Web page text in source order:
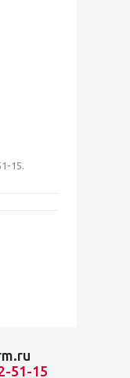
15.
51-15